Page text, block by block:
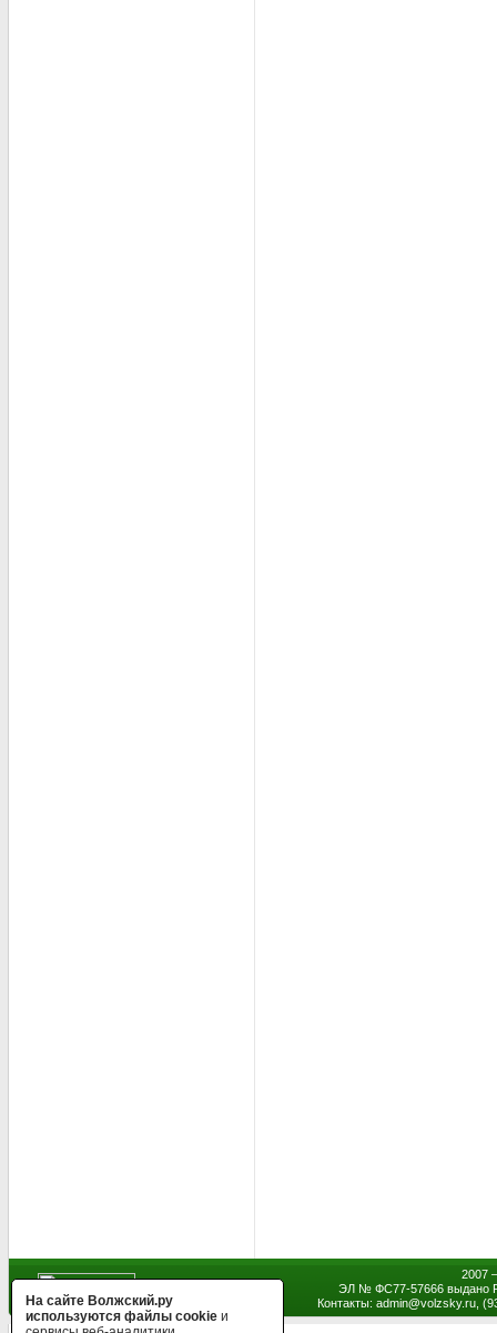
2007
ЭЛ № ФС77-57666 выдано
Контакты: admin@volzsky.ru,
На сайте Волжский.ру
используются файлы cookie и